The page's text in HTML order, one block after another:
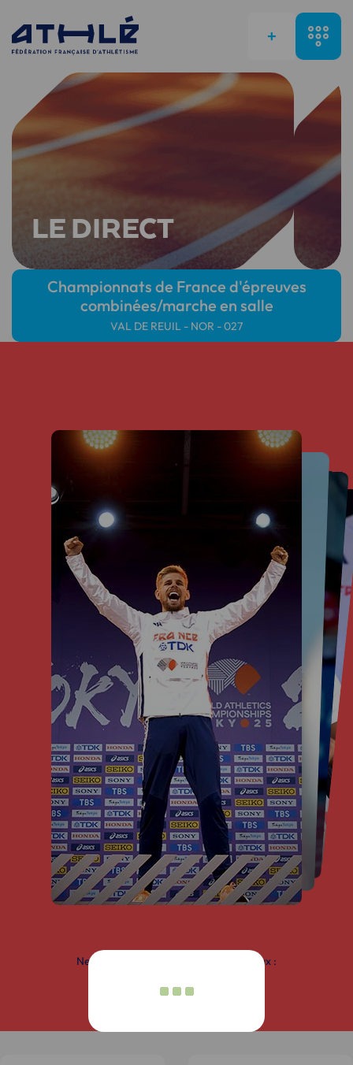
+
LE DIRECT
Championnats de France d'épreuves
combinées/marche en salle
VAL DE REUIL - NOR - 027
Ne ratez pas notre actu sur nos réseaux :